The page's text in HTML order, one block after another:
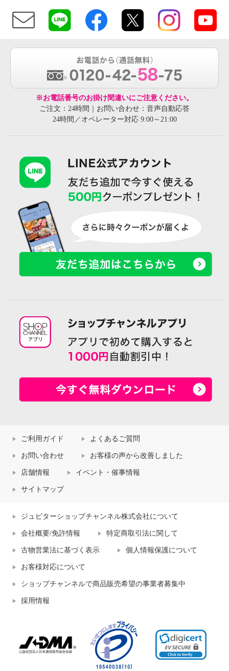
※お電話番号のお掛け間違いにご注意ください。
ご注文：24時間｜お問い合わせ：音声自動応答
24時間／オペレーター対応 9:00～21:00
ご利用ガイド よくあるご質問
お問い合わせ お客様の声から改善しました
店舗情報 イベント・催事情報
サイトマップ
ジュピターショップチャンネル株式会社について
会社概要/免許情報 特定商取引法に関して
古物営業法に基づく表示 個人情報保護について
お客様対応について
ショップチャンネルで商品販売希望の事業者募集中
採用情報